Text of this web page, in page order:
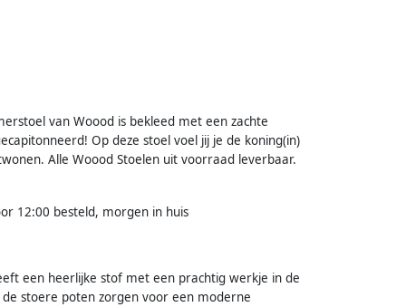
van Woood is bekleed met een zachte
Op deze stoel voel jij je de koning(in)
Alle Woood Stoelen uit voorraad leverbaar.
12:00 besteld, morgen in huis
een heerlijke stof met een prachtig werkje in de
stoere poten zorgen voor een moderne